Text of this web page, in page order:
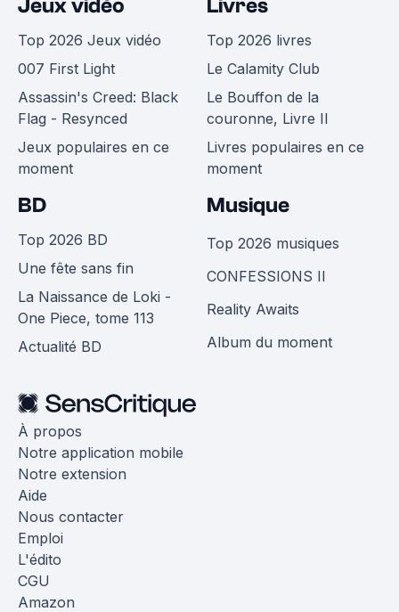
Jeux vidéo
Top 2026 Jeux vidéo
007 First Light
Assassin's Creed: Black
Flag - Resynced
Jeux populaires en ce
moment
Livres
Top 2026 livres
Le Calamity Club
Le Bouffon de la
couronne, Livre II
Livres populaires en ce
moment
BD
Top 2026 BD
Une fête sans fin
La Naissance de Loki -
One Piece, tome 113
Actualité BD
Musique
Top 2026 musiques
CONFESSIONS II
Reality Awaits
Album du moment
À propos
Notre application mobile
Notre extension
Aide
Nous contacter
Emploi
L'édito
CGU
Amazon